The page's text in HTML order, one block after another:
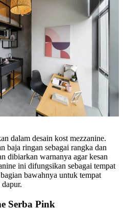
dalam desain kost mezzanine.
baja ringan sebagai rangka dan
dibiarkan warnanya agar kesan
ini difungsikan sebagai tempat
bawahnya untuk tempat
Serba Pink